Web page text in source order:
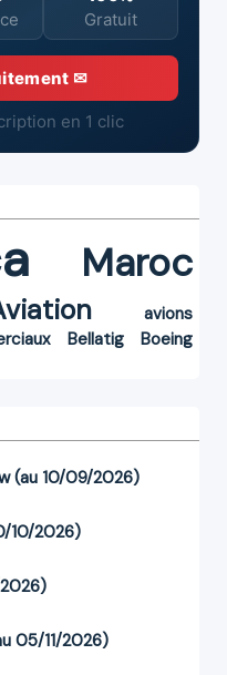
Gratuit
✉
en 1 clic
Maroc
avions
Bellatig
Boeing
(au 10/09/2026)
10/2026)
05/11/2026)